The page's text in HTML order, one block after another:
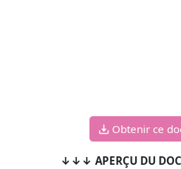
Obtenir ce
↓↓↓ APERÇU DU